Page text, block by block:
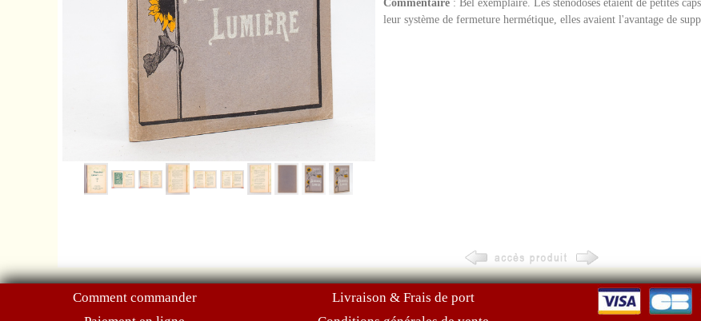
Commentaire: Bel exemplaire. Les sténodoses étaient de petites
leur système de fermeture hermétique, elles avaient l'avantage de
Comment commander
Livraison & Frais de port